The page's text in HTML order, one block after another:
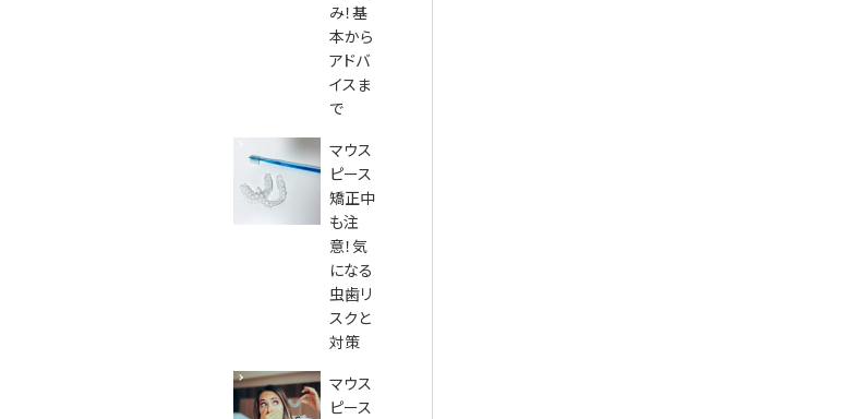
み！基
本から
アドバ
イスま
で
マウス
ピース
矯正中
も注
意！気
になる
虫歯リ
スクと
対策
マウス
ピース